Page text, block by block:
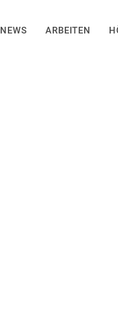
NEWS ARBEITEN